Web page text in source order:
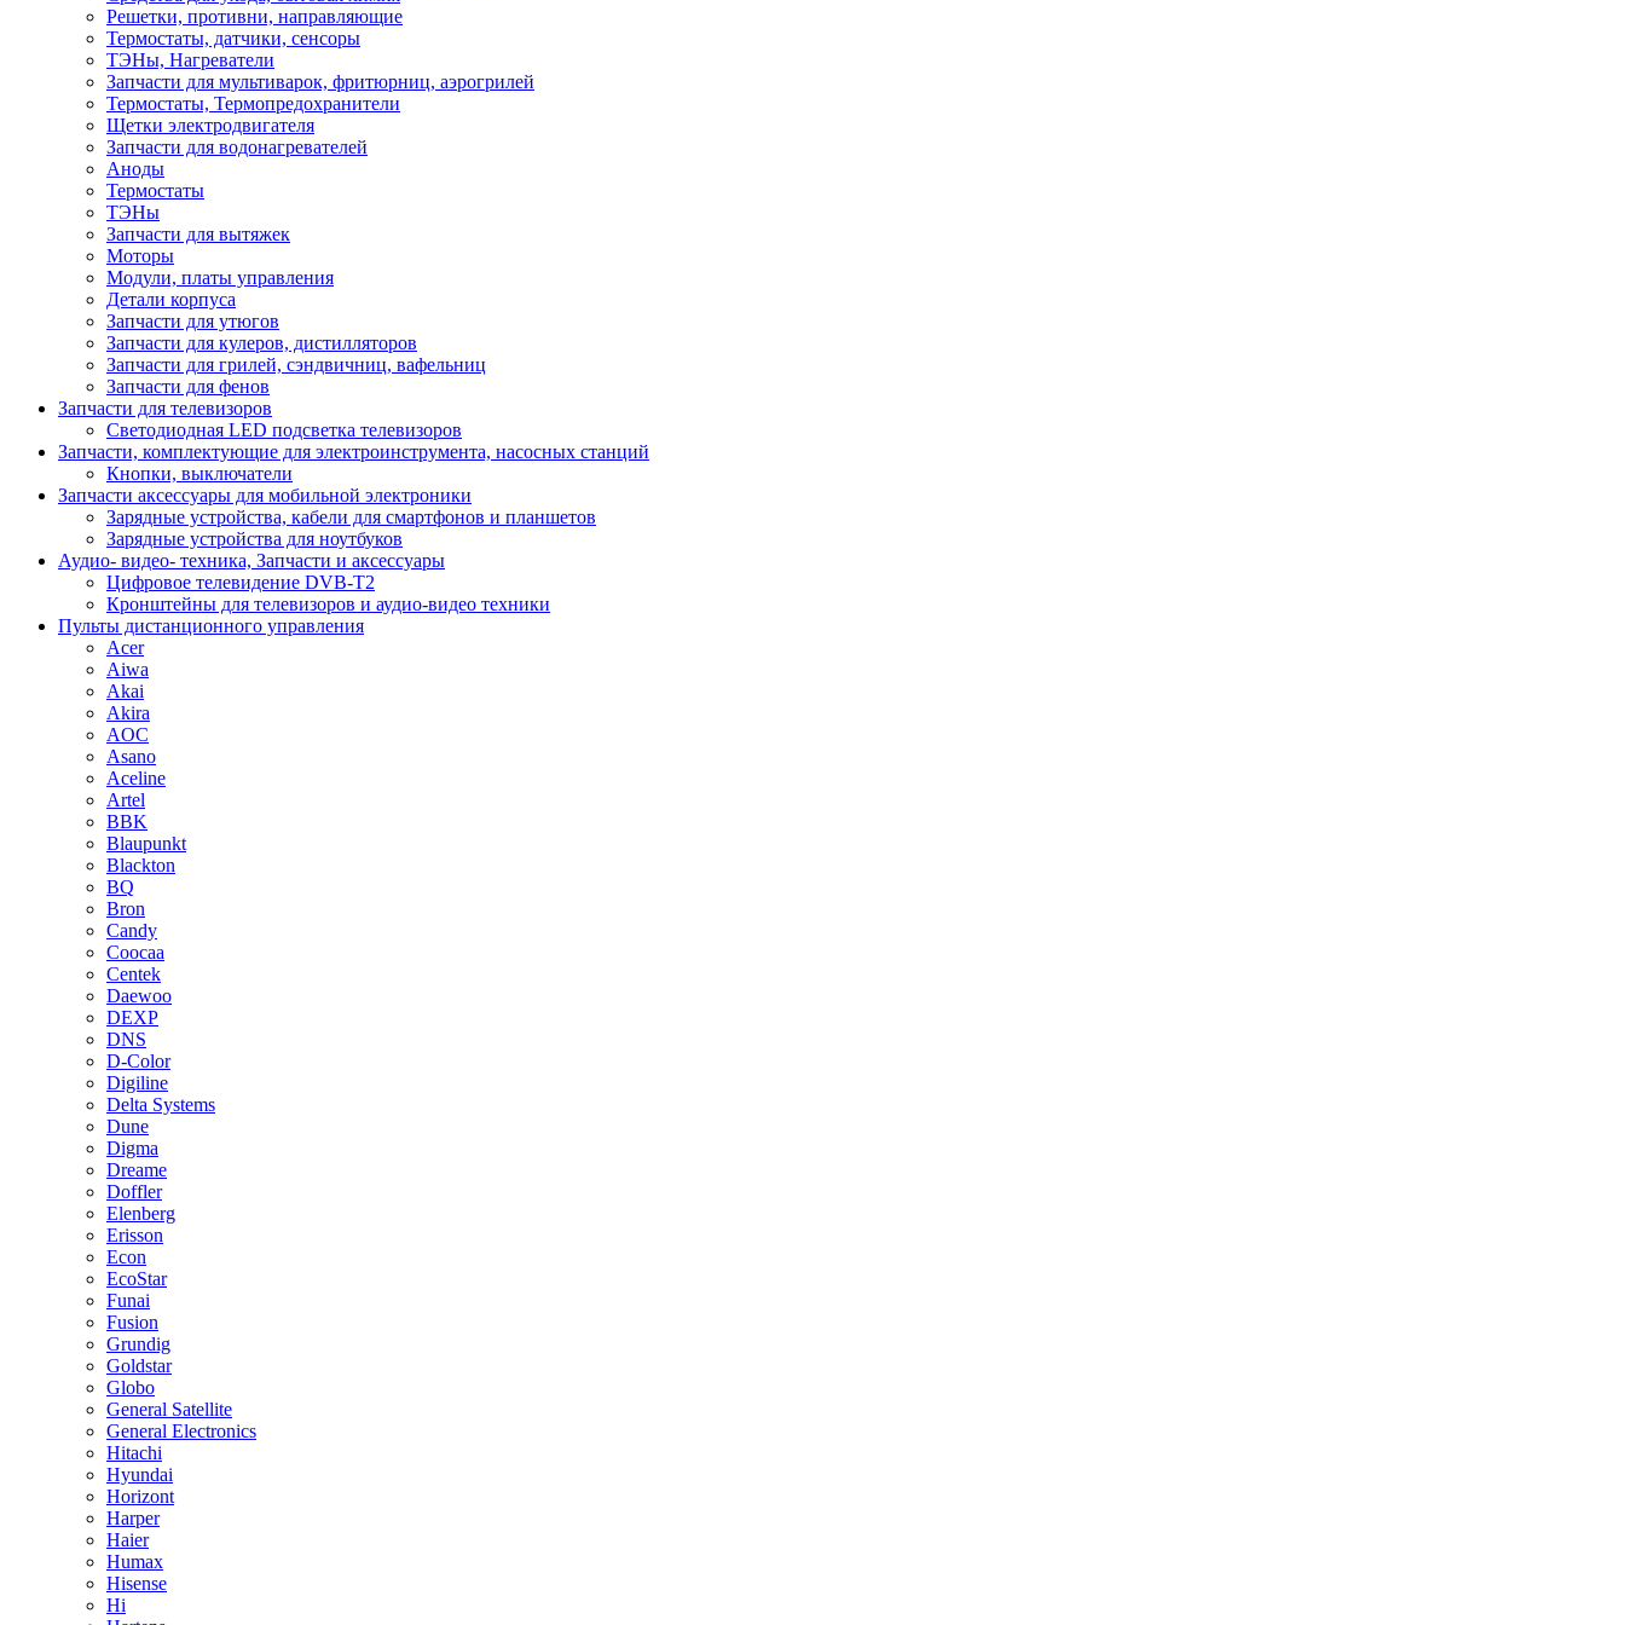
Решетки, противни, направляющие
Термостаты, датчики, сенсоры
ТЭНы, Нагреватели
Запчасти для мультиварок, фритюрниц, аэрогрилей
Термостаты, Термопредохранители
Щетки электродвигателя
Запчасти для водонагревателей
Аноды
Термостаты
ТЭНы
Запчасти для вытяжек
Моторы
Модули, платы управления
Детали корпуса
Запчасти для утюгов
Запчасти для кулеров, дистилляторов
Запчасти для грилей, сэндвичниц, вафельниц
Запчасти для фенов
Запчасти для телевизоров
Светодиодная LED подсветка телевизоров
Запчасти, комплектующие для электроинструмента, насосных станций
Кнопки, выключатели
Запчасти аксессуары для мобильной электроники
Зарядные устройства, кабели для смартфонов и планшетов
Зарядные устройства для ноутбуков
Аудио- видео- техника, Запчасти и аксессуары
Цифровое телевидение DVB-T2
Кронштейны для телевизоров и аудио-видео техники
Пульты дистанционного управления
Acer
Aiwa
Akai
Akira
AOC
Asano
Aceline
Artel
BBK
Blaupunkt
Blackton
BQ
Bron
Candy
Coocaa
Centek
Daewoo
DEXP
DNS
D-Color
Digiline
Delta Systems
Dune
Digma
Dreame
Doffler
Elenberg
Erisson
Econ
EcoStar
Funai
Fusion
Grundig
Goldstar
Globo
General Satellite
General Electronics
Hitachi
Hyundai
Horizont
Harper
Haier
Humax
Hisense
Hi